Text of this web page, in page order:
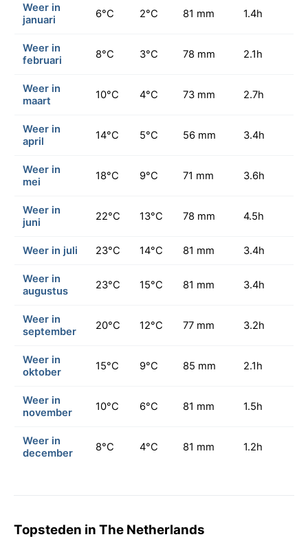
Weer in
januari
6°C 2°C 81 mm 1.4h
Weer in
februari
8°C 3°C 78 mm 2.1h
Weer in
maart
10°C 4°C 73 mm 2.7h
Weer in
april
14°C 5°C 56 mm 3.4h
Weer in
mei
18°C 9°C 71 mm 3.6h
Weer in
juni
22°C 13°C 78 mm 4.5h
Weer in juli 23°C 14°C 81 mm 3.4h
Weer in
augustus
23°C 15°C 81 mm 3.4h
Weer in
september
20°C 12°C 77 mm 3.2h
Weer in
oktober
15°C 9°C 85 mm 2.1h
Weer in
november
10°C 6°C 81 mm 1.5h
Weer in
december
8°C 4°C 81 mm 1.2h
Topsteden in The Netherlands